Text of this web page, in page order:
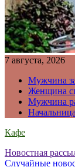
7 августа, 2026
Мужчина
Женщина
Мужчина
Кафе
Новостная
Случайные